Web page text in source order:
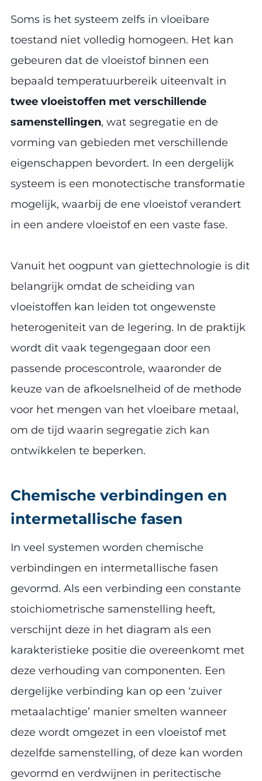
Soms is het systeem zelfs in vloeibare
toestand niet volledig homogeen. Het kan
gebeuren dat de vloeistof binnen een
bepaald temperatuurbereik uiteenvalt in
twee vloeistoffen met verschillende
samenstellingen, wat segregatie en de
vorming van gebieden met verschillende
eigenschappen bevordert. In een dergelijk
systeem is een monotectische transformatie
mogelijk, waarbij de ene vloeistof verandert
in een andere vloeistof en een vaste fase.
Vanuit het oogpunt van giettechnologie is dit
belangrijk omdat de scheiding van
vloeistoffen kan leiden tot ongewenste
heterogeniteit van de legering. In de praktijk
wordt dit vaak tegengegaan door een
passende procescontrole, waaronder de
keuze van de afkoelsnelheid of de methode
voor het mengen van het vloeibare metaal,
om de tijd waarin segregatie zich kan
ontwikkelen te beperken.
Chemische verbindingen en
intermetallische fasen
In veel systemen worden chemische
verbindingen en intermetallische fasen
gevormd. Als een verbinding een constante
stoichiometrische samenstelling heeft,
verschijnt deze in het diagram als een
karakteristieke positie die overeenkomt met
deze verhouding van componenten. Een
dergelijke verbinding kan op een ‘zuiver
metaalachtige’ manier smelten wanneer
deze wordt omgezet in een vloeistof met
dezelfde samenstelling, of deze kan worden
gevormd en verdwijnen in peritectische